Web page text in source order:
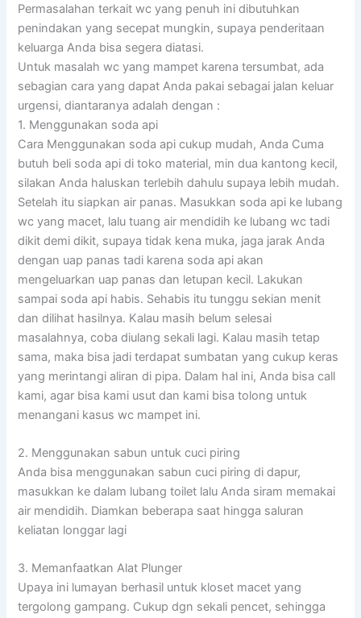
Permasalahan terkait wc yang penuh ini dibutuhkan
penindakan yang secepat mungkin, supaya penderitaan
keluarga Anda bisa segera diatasi.
Untuk masalah wc yang mampet karena tersumbat, ada
sebagian cara yang dapat Anda pakai sebagai jalan keluar
urgensi, diantaranya adalah dengan :
1. Menggunakan soda api
Cara Menggunakan soda api cukup mudah, Anda Cuma
butuh beli soda api di toko material, min dua kantong kecil,
silakan Anda haluskan terlebih dahulu supaya lebih mudah.
Setelah itu siapkan air panas. Masukkan soda api ke lubang
wc yang macet, lalu tuang air mendidih ke lubang wc tadi
dikit demi dikit, supaya tidak kena muka, jaga jarak Anda
dengan uap panas tadi karena soda api akan
mengeluarkan uap panas dan letupan kecil. Lakukan
sampai soda api habis. Sehabis itu tunggu sekian menit
dan dilihat hasilnya. Kalau masih belum selesai
masalahnya, coba diulang sekali lagi. Kalau masih tetap
sama, maka bisa jadi terdapat sumbatan yang cukup keras
yang merintangi aliran di pipa. Dalam hal ini, Anda bisa call
kami, agar bisa kami usut dan kami bisa tolong untuk
menangani kasus wc mampet ini.
2. Menggunakan sabun untuk cuci piring
Anda bisa menggunakan sabun cuci piring di dapur,
masukkan ke dalam lubang toilet lalu Anda siram memakai
air mendidih. Diamkan beberapa saat hingga saluran
keliatan longgar lagi
3. Memanfaatkan Alat Plunger
Upaya ini lumayan berhasil untuk kloset macet yang
tergolong gampang. Cukup dgn sekali pencet, sehingga